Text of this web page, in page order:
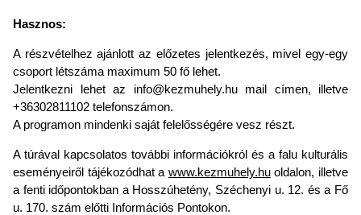
Hasznos:
A részvételhez ajánlott az előzetes jelentkezés, mivel egy-egy
csoport létszáma maximum 50 fő lehet.
Jelentkezni lehet az info@kezmuhely.hu mail címen, illetve
+36302811102 telefonszámon.
A programon mindenki saját felelősségére vesz részt.
A túrával kapcsolatos további információkról és a falu kulturális
eseményeiről tájékozódhat a www.kezmuhely.huoldalon, illetve
a fenti időpontokban a Hosszúhetény, Széchenyi u. 12. és a Fő
u. 170. szám előtti Információs Pontokon.